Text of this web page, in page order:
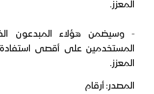
المعزز.
- وسيضمن هؤلاء المبدعون
المستخدمين على أقصى
المعزز.
المصدر: أرقام